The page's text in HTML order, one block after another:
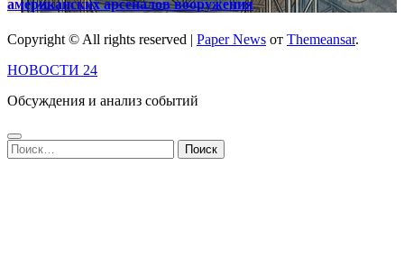
американских арсеналов вооружения
Copyright © All rights reserved | Paper News от Themeansar.
НОВОСТИ 24
Обсуждения и анализ событий
Найти: